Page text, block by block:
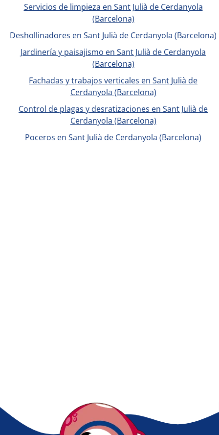
Servicios de limpieza en Sant Julià de Cerdanyola
(Barcelona)
Deshollinadores en Sant Julià de Cerdanyola (Barcelona)
Jardinería y paisajismo en Sant Julià de Cerdanyola
(Barcelona)
Fachadas y trabajos verticales en Sant Julià de
Cerdanyola (Barcelona)
Control de plagas y desratizaciones en Sant Julià de
Cerdanyola (Barcelona)
Poceros en Sant Julià de Cerdanyola (Barcelona)